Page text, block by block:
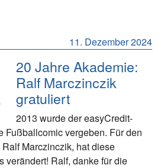
11. Dezember 2024
20 Jahre Akademie:
Ralf Marczinczik
gratuliert
2013 wurde der easyCredit-
Fußballcomic vergeben. Für den
Marczinczik, hat diese
verändert! Ralf, danke für die